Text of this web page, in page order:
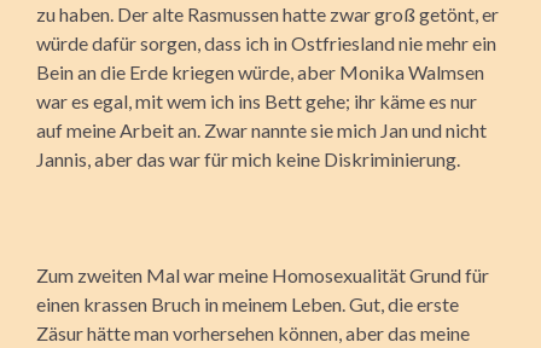
zu haben. Der alte Rasmussen hatte zwar groß getönt, er
würde dafür sorgen, dass ich in Ostfriesland nie mehr ein
Bein an die Erde kriegen würde, aber Monika Walmsen
war es egal, mit wem ich ins Bett gehe; ihr käme es nur
auf meine Arbeit an. Zwar nannte sie mich Jan und nicht
Jannis, aber das war für mich keine Diskriminierung.
Zum zweiten Mal war meine Homosexualität Grund für
einen krassen Bruch in meinem Leben. Gut, die erste
Zäsur hätte man vorhersehen können, aber das meine